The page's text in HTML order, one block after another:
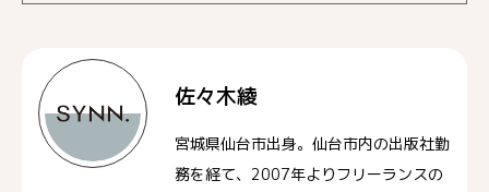
佐々木綾
宮城県仙台市出身。仙台市内の出版社勤
務を経て、2007年よりフリーランスの